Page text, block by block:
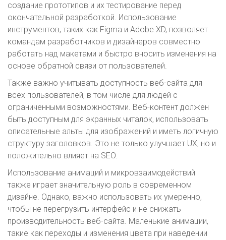
создание прототипов и их тестирование перед
окончательной разработкой. Использование
инструментов, таких как Figma и Adobe XD, позволяет
командам разработчиков и дизайнеров совместно
работать над макетами и быстро вносить изменения на
основе обратной связи от пользователей.
Также важно учитывать доступность веб-сайта для
всех пользователей, в том числе для людей с
ограниченными возможностями. Веб-контент должен
быть доступным для экранных читалок, использовать
описательные альты для изображений и иметь логичную
структуру заголовков. Это не только улучшает UX, но и
положительно влияет на SEO.
Использование анимаций и микровзаимодействий
также играет значительную роль в современном
дизайне. Однако, важно использовать их умеренно,
чтобы не перегрузить интерфейс и не снижать
производительность веб-сайта. Маленькие анимации,
такие как переходы и изменения цвета при наведении